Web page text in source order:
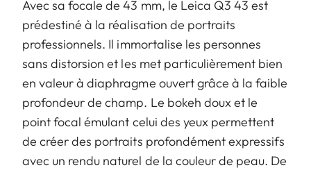
Avec sa focale de 43 mm, le Leica Q3 43 est
prédestiné à la réalisation de portraits
professionnels. Il immortalise les personnes
sans distorsion et les met particulièrement bien
en valeur à diaphragme ouvert grâce à la faible
profondeur de champ. Le bokeh doux et le
point focal émulant celui des yeux permettent
de créer des portraits profondément expressifs
avec un rendu naturel de la couleur de peau. De